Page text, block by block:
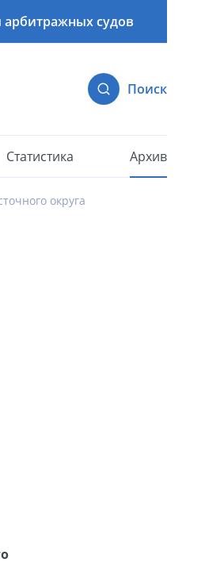
арбитражных судов
Поиск
Статистика Архив
округа